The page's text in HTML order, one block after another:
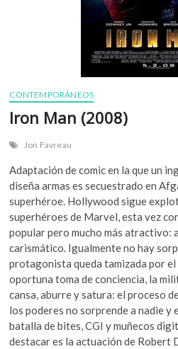
CONTEMPORÁNEOS
Iron Man (2008)
Jon Favreau
Adaptación de comic en la que un
diseña armas es secuestrado en
superhéroe. Hollywood sigue
superhéroes de Marvel, esta vez
popular pero mucho más atractivo:
carismático. Igualmente no hay
protagonista queda tamizada por
oportuna toma de conciencia, la
cansa, aburre y satura: el proceso
los poderes no sorprende a nadie y
batalla de bites, CGI y muñecos
destacar es la actuación de Robert